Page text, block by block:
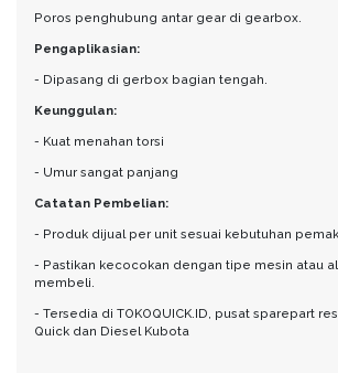
Poros penghubung antar gear di gearbox.
Pengaplikasian:
- Dipasang di gerbox bagian tengah.
Keunggulan:
- Kuat menahan torsi
- Umur sangat panjang
Catatan Pembelian:
- Produk dijual per unit sesuai kebutuhan
- Pastikan kecocokan dengan tipe mesin atau
membeli.
- Tersedia di TOKOQUICK.ID, pusat sparepart
Quick dan Diesel Kubota